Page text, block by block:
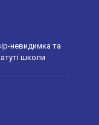
невидимка та
школи